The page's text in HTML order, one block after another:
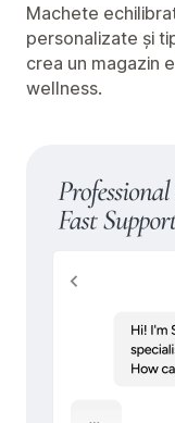
Machete
personalizate și
crea un magazin
wellness.